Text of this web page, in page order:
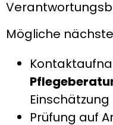
Mögliche
Einschätzung
Prüfung auf